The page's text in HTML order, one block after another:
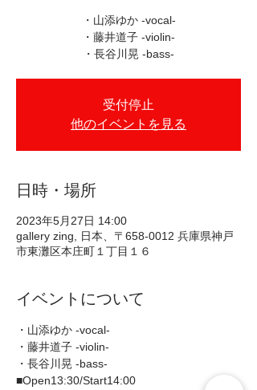
・山添ゆか -vocal-
・藤井道子 -violin-
・長谷川晃 -bass-
受付停止
他のイベントを見る
日時・場所
2023年5月27日 14:00
gallery zing, 日本、〒658-0012 兵庫県神戸
市東灘区本庄町１丁目１６
イベントについて
・山添ゆか -vocal-
・藤井道子 -violin-
・長谷川晃 -bass-
■Open13:30/Start14:00